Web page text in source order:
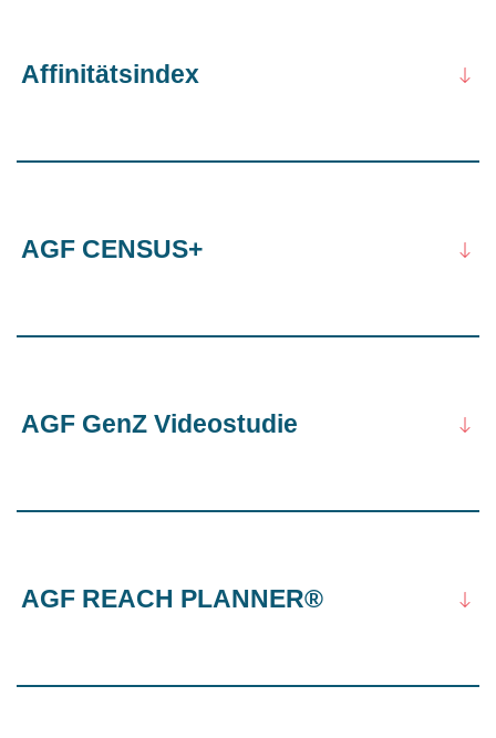
Affinitätsindex
AGF CENSUS+
AGF GenZ Videostudie
AGF REACH PLANNER®